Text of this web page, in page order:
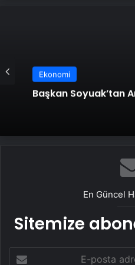
Ekonomi
Şalpazarı’nda 30.
Yağmura Rağmen
En Güncel
Sitemize